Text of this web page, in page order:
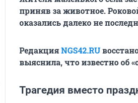
приняв за животное.
оказались далеко не
РедакцияNGS42.RU
выяснила, что известно об
Трагедия вместо